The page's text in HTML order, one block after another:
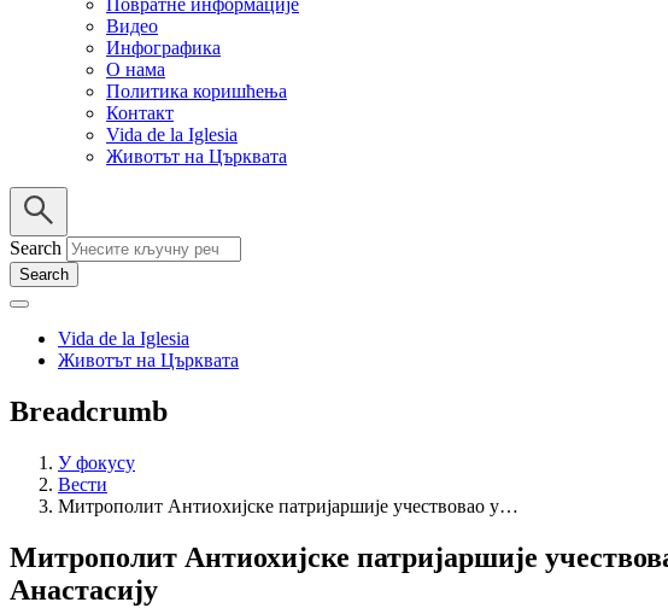
Видео
Инфографика
О нама
Политика коришћења
Контакт
Vida de la Iglesia
Животът на Църквата
Search
Vida de la Iglesia
Животът на Църквата
Breadcrumb
У фокусу
Вести
Митрополит Антиохијске патријаршије учествовао у…
Митрополит Антиохијске патријаршије
Анастасију